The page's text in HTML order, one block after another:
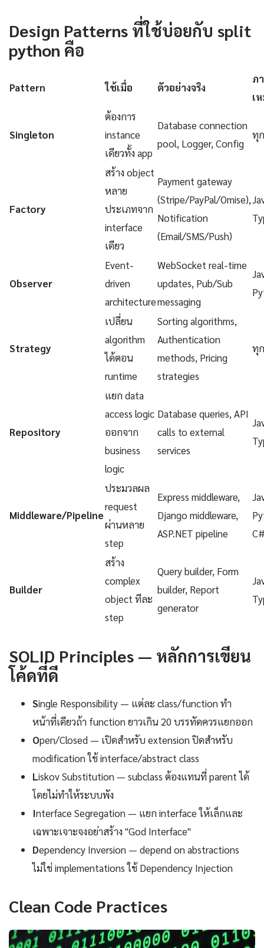
Design Patterns ที่ใช้บ่อยกับ split
python คือ
Pattern ใช้เมื่อ ตัวอย่างจริง
ภ
เ
Singleton
ต้องการ
instance
เดียวทั้ง app
Database connection
pool, Logger, Config
ทุ
Factory
สร้าง object
หลาย
ประเภทจาก
interface
เดียว
Payment gateway
(Stripe/PayPal/Omise),
Notification
(Email/SMS/Push)
Observer
Event-
driven
architecture
WebSocket real-time
updates, Pub/Sub
messaging
Strategy
เปลี่ยน
algorithm
ได้ตอน
runtime
Sorting algorithms,
Authentication
methods, Pricing
strategies
ทุ
Repository
แยก data
access logic
ออกจาก
business
logic
Database queries, API
calls to external
services
Middleware/Pipeline
ประมวลผล
request
ผ่านหลาย
step
Express middleware,
Django middleware,
ASP.NET pipeline
Builder
สร้าง
complex
object ทีละ
step
Query builder, Form
builder, Report
generator
SOLID Principles — หลักการเขียน
โค้ดที่ดี
Single Responsibility — แต่ละ class/function ทำ
หน้าที่เดียวถ้า function ยาวเกิน 20 บรรทัดควรแยกออก
Open/Closed — เปิดสำหรับ extension ปิดสำหรับ
modification ใช้ interface/abstract class
Liskov Substitution — subclass ต้องแทนที่ parent ได้
โดยไม่ทำให้ระบบพัง
Interface Segregation — แยก interface ให้เล็กและ
เฉพาะเจาะจงอย่าสร้าง "God Interface"
Dependency Inversion — depend on abstractions
ไม่ใช่ implementations ใช้ Dependency Injection
Clean Code Practices